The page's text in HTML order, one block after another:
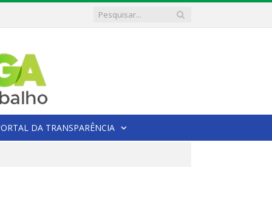
DA TRANSPARÊNCIA